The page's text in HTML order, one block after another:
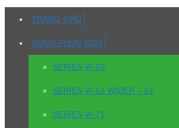
TRANG CHỦ
SÚNG PHUN SƠN
SERIES W-50
SERIES W-61 WIDER – 61
SERIES W-71